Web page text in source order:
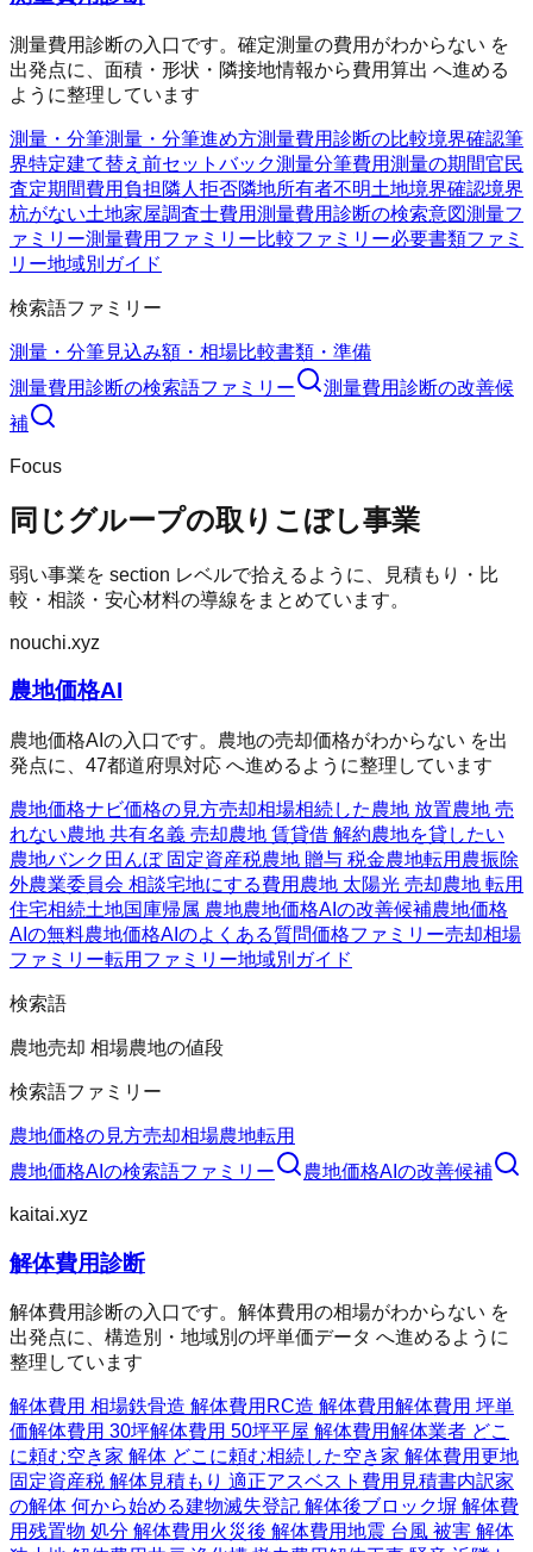
測量費用診断の入口です。確定測量の費用がわからない を
出発点に、面積・形状・隣接地情報から費用算出 へ進める
ように整理しています
測量・分筆測量・分筆進め方測量費用診断の比較境界確認筆
界特定建て替え前セットバック測量分筆費用測量の期間官民
査定期間費用負担 隣人拒否隣地所有者不明土地境界確認境界
杭がない土地家屋調査士費用測量費用診断の検索意図測量フ
ァミリー測量費用ファミリー比較ファミリー必要書類ファミ
リー地域別ガイド
検索語ファミリー
測量・分筆見込み額・相場比較書類・準備
測量費用診断の検索語ファミリー 測量費用診断の改善候
補
Focus
同じグループの取りこぼし事業
弱い事業を section レベルで拾えるように、見積もり・比
較・相談・安心材料の導線をまとめています。
nouchi.xyz
農地価格AI
農地価格AIの入口です。農地の売却価格がわからない を出
発点に、47都道府県対応 へ進めるように整理しています
農地価格ナビ価格の見方売却相場相続した農地 放置農地 売
れない農地 共有名義 売却農地 賃貸借 解約農地を貸したい
農地バンク 田んぼ 固定資産税農地 贈与 税金農地転用 農振除
外農業委員会 相談宅地にする費用 農地 太陽光 売却農地 転用
住宅相続土地国庫帰属 農地農地価格AIの改善候補農地価格
AIの無料農地価格AIのよくある質問価格ファミリー売却相場
ファミリー転用ファミリー地域別ガイド
検索語
農地売却 相場農地の値段
検索語ファミリー
農地価格の見方売却相場農地転用
農地価格AI の検索語ファミリー 農地価格AI の改善候補
kaitai.xyz
解体費用診断
解体費用診断の入口です。解体費用の相場がわからない を
出発点に、構造別・地域別の坪単価データ へ進めるように
整理しています
解体費用 相場鉄骨造 解体費用 RC造 解体費用解体費用 坪単
価解体費用 30坪解体費用 50坪平屋 解体費用解体業者 どこ
に頼む空き家 解体 どこに頼む相続した空き家 解体費用更地
固定資産税 解体見積もり 適正アスベスト費用 見積書内訳家
の解体 何から始める建物滅失登記 解体後ブロック塀 解体費
用残置物 処分 解体費用 火災後 解体費用地震 台風 被害 解体